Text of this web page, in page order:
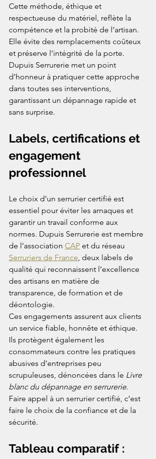
Cette méthode, éthique et
respectueuse du matériel, reflète la
compétence et la probité de l’artisan.
Elle évite des remplacements coûteux
et préserve l’intégrité de la porte.
Dupuis Serrurerie met un point
d’honneur à pratiquer cette approche
dans toutes ses interventions,
garantissant un dépannage rapide et
sans surprise.
Labels, certifications et
engagement
professionnel
Le choix d’un serrurier certifié est
essentiel pour éviter les arnaques et
garantir un travail conforme aux
normes. Dupuis Serrurerie est membre
de l’association CAP et du réseau
Serruriers de France, deux labels de
qualité qui reconnaissent l’excellence
des artisans en matière de
transparence, de formation et de
déontologie.
Ces engagements assurent aux clients
un service fiable, honnête et éthique.
Ils protègent également les
consommateurs contre les pratiques
abusives d’entreprises peu
scrupuleuses, dénoncées dans le Livre
blanc du dépannage en serrurerie.
Faire appel à un serrurier certifié, c’est
faire le choix de la confiance et de la
sécurité.
Tableau comparatif :